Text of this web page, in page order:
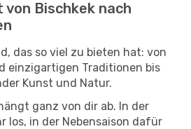
Bischkek nach
das so viel zu bieten hat: von
einzigartigen Traditionen bis
Kunst und Natur.
ganz von dir ab. In der
los, in der Nebensaison dafür